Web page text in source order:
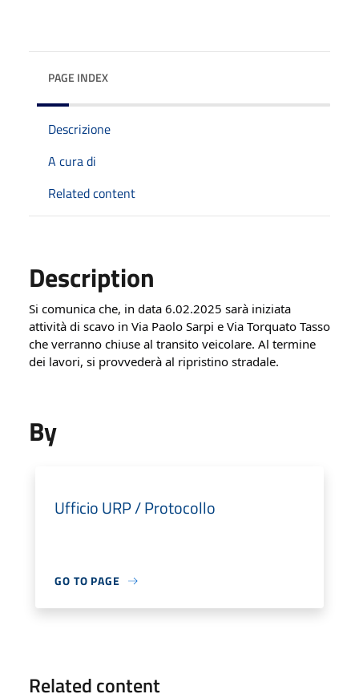
PAGE INDEX
Descrizione
A cura di
Related content
Description
Si comunica che, in data 6.02.2025 sarà iniziata
attività di scavo in Via Paolo Sarpi e Via Torquato Tasso
che verranno chiuse al transito veicolare. Al termine
dei lavori, si provvederà al ripristino stradale.
By
Ufficio URP / Protocollo
GO TO PAGE
Related content